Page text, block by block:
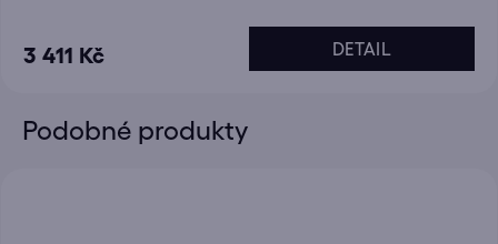
3 411 Kč DETAIL
Podobné produkty